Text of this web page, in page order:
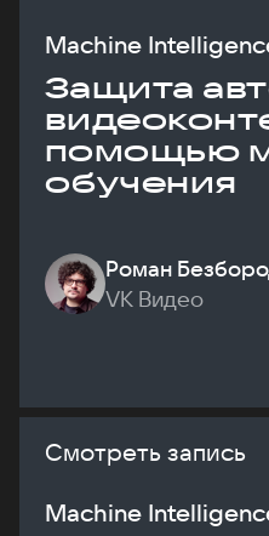
Machine
Защита
помощью
обучения
Роман
VK Видео
Смотреть запись
Machine